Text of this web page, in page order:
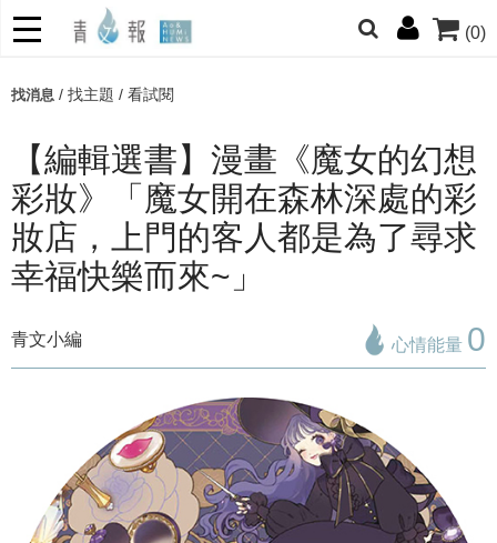
(0)
朋友們，提高警覺！
找消息 / 找主題 / 看試閱
【編輯選書】漫畫《魔女的幻想
彩妝》「魔女開在森林深處的彩
妝店，上門的客人都是為了尋求
幸福快樂而來~」
青文小編 心情能量 0